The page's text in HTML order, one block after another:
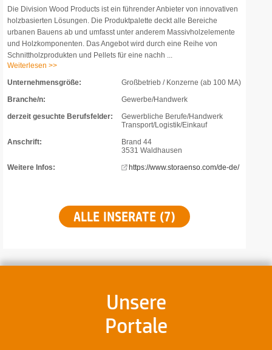
Die Division Wood Products ist ein führender Anbieter von innovativen
holzbasierten Lösungen. Die Produktpalette deckt alle Bereiche
urbanen Bauens ab und umfasst unter anderem Massivholzelemente
und Holzkomponenten. Das Angebot wird durch eine Reihe von
Schnittholzprodukten und Pellets für eine nachh ...
Weiterlesen >>
Unternehmensgröße:
Großbetrieb / Konzerne (ab 100 MA)
Branche/n:
Gewerbe/Handwerk
derzeit gesuchte Berufsfelder:
Gewerbliche Berufe/Handwerk
Transport/Logistik/Einkauf
Anschrift:
Brand 44
3531 Waldhausen
Weitere Infos:
https://www.storaenso.com/de-de/
ALLE INSERATE (7)
Unsere
Portale